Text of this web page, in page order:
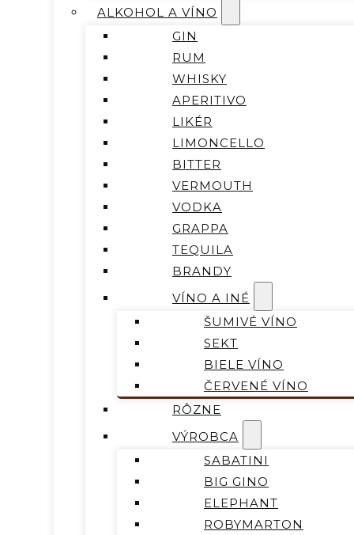
ALKOHOL A VÍNO
GIN
RUM
WHISKY
APERITIVO
LIKÉR
LIMONCELLO
BITTER
VERMOUTH
VODKA
GRAPPA
TEQUILA
BRANDY
VÍNO A INÉ
ŠUMIVÉ VÍNO
SEKT
BIELE VÍNO
ČERVENÉ VÍNO
RÔZNE
VÝROBCA
SABATINI
BIG GINO
ELEPHANT
ROBYMARTON